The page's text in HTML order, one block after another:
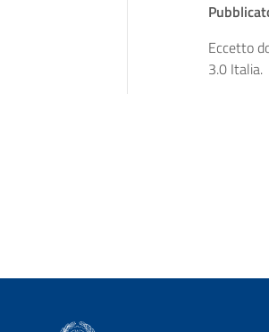
Eccetto
3.0 Italia.